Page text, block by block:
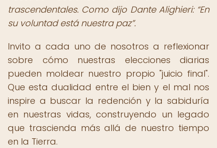
trascendentales. Como dijo Dante Alighieri: En
su voluntad está nuestra paz .
Invito a cada uno de nosotros a reflexionar
sobre cómo nuestras elecciones diarias
pueden moldear nuestro propio "juicio final".
Que esta dualidad entre el bien y el mal nos
inspire a buscar la redención y la sabiduría
en nuestras vidas, construyendo un legado
que trascienda más allá de nuestro tiempo
en la Tierra.